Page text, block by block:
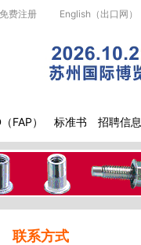
English（出口网）
免费注册
FAP） 标准书 招聘信息
联系方式